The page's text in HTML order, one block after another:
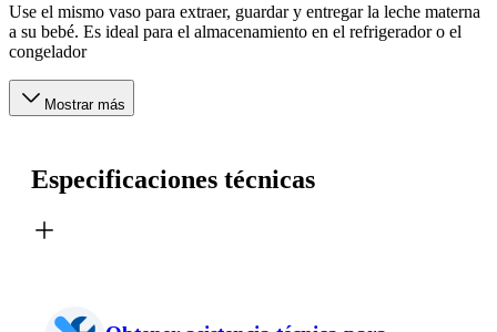
Use el mismo vaso para extraer, guardar y entregar la leche materna
a su bebé. Es ideal para el almacenamiento en el refrigerador o el
congelador
Mostrar más
Especificaciones técnicas